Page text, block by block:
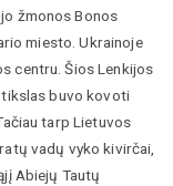
žmonos Bonos
miesto. Ukrainoje
centru. Šios Lenkijos
buvo kovoti
tarp Lietuvos
vadų vyko kivirčai,
Abiejų Tautų